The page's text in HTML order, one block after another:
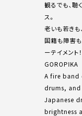
観るでも、聴
ス。
老いも若きも
国籍も障害
ーテイメント！
GOROPIKA
A fire band
drums,
Japanese
brightness